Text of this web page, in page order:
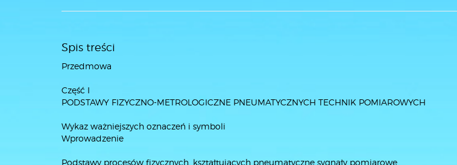
Spis treści
Przedmowa
Część I
PODSTAWY FIZYCZNO-METROLOGICZNE PNEUMATYCZNYCH TECHNIK POMIAROWYCH
Wykaz ważniejszych oznaczeń i symboli
Wprowadzenie
Podstawy procesów fizycznych, kształtujących pneumatyczne sygnały pomiarowe